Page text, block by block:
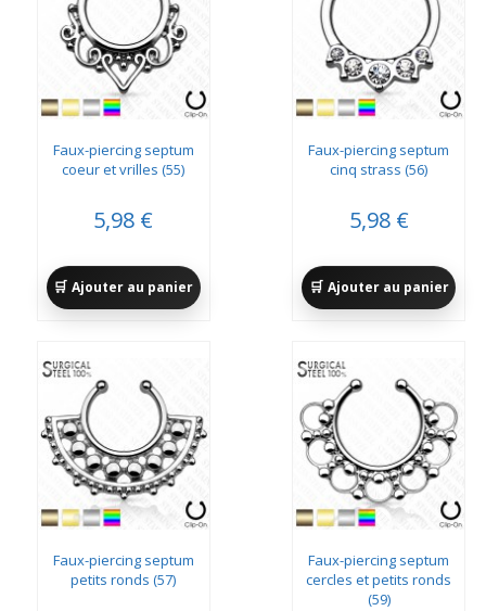
Faux-piercing septum
coeur et vrilles (55)
5,98 €
Ajouter au panier
Faux-piercing septum
cinq strass (56)
5,98 €
Ajouter au panier
Faux-piercing septum
petits ronds (57)
Faux-piercing septum
cercles et petits ronds
(59)